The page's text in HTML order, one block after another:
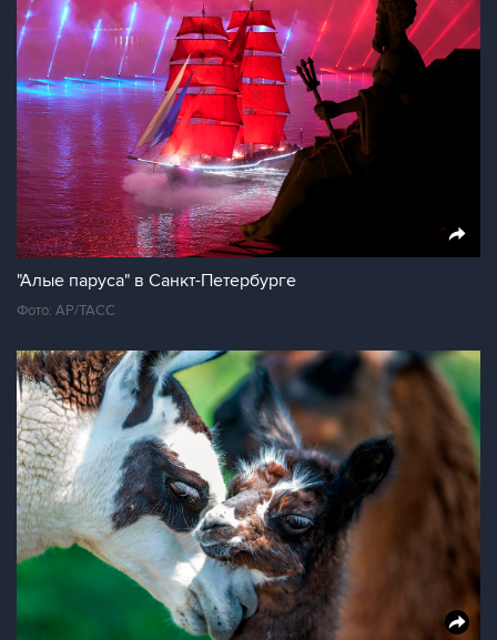
"Алые паруса" в Санкт-Петербурге
Фото: AP/ТАСС